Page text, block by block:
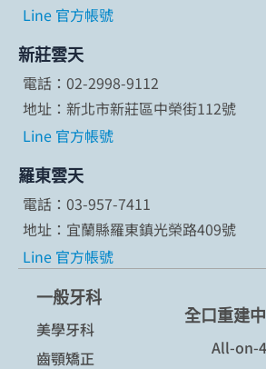
Line 官方帳號
新莊雲天
電話：02-2998-9112
地址：新北市新莊區中榮街112號
Line 官方帳號
羅東雲天
電話：03-957-7411
地址：宜蘭縣羅東鎮光榮路409號
Line 官方帳號
一般牙科
美學牙科
齒顎矯正
全口重建
All-on-